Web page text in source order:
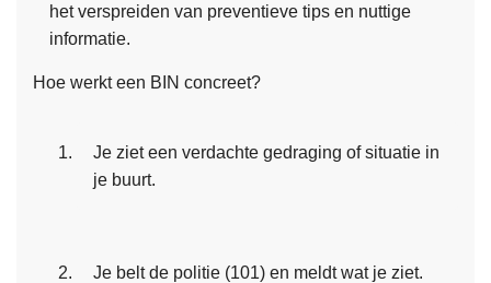
het verspreiden van preventieve tips en nuttige
informatie.
Hoe werkt een BIN concreet?
Je ziet een verdachte gedraging of situatie in
je buurt.
Je belt de politie (101) en meldt wat je ziet.